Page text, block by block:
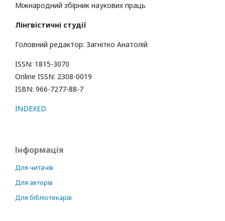
Міжнародний збірник наукових праць
Лінгвістичні студії
Головний редактор: Загнітко Анатолій
ISSN: 1815-3070
Online ISSN: 2308-0019
ISBN: 966-7277-88-7
INDEXED
Інформація
Для читачів
Для авторів
Для бібліотекарів